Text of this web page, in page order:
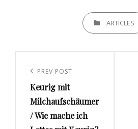
CATEGORIESARTICLES
Navigation
Previous
Post
PREV POST
Keurig mit
Milchaufschäumer
/ Wie mache ich